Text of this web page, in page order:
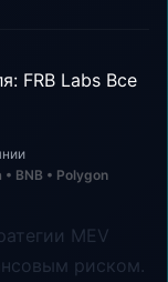
FRB Labs Все
• BNB • Polygon
MEV
риском.